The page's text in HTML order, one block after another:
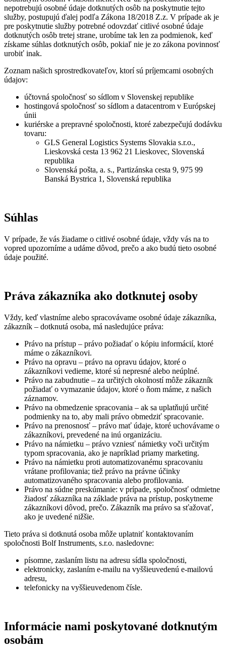
nepotrebujú osobné údaje dotknutých osôb na poskytnutie tejto
služby, postupujú ďalej podľa Zákona 18/2018 Z.z. V prípade ak je
pre poskytnutie služby potrebné odovzdať citlivé osobné údaje
dotknutých osôb tretej strane, urobíme tak len za podmienok, keď
získame súhlas dotknutých osôb, pokiaľ nie je zo zákona povinnosť
urobiť inak.
Zoznam našich sprostredkovateľov, ktorí sú príjemcami osobných
údajov:
účtovná spoločnosť so sídlom v Slovenskej republike
hostingová spoločnosť so sídlom a datacentrom v Európskej
únii
kuriérske a prepravné spoločnosti, ktoré zabezpečujú dodávku
tovaru:
GLS General Logistics Systems Slovakia s.r.o.,
Lieskovská cesta 13 962 21 Lieskovec, Slovenská
republika
Slovenská pošta, a. s., Partizánska cesta 9, 975 99
Banská Bystrica 1, Slovenská republika
Súhlas
V prípade, že vás žiadame o citlivé osobné údaje, vždy vás na to
vopred upozorníme a udáme dôvod, prečo a ako budú tieto osobné
údaje použité.
Práva zákazníka ako dotknutej osoby
Vždy, keď vlastníme alebo spracovávame osobné údaje zákazníka,
zákazník – dotknutá osoba, má nasledujúce práva:
Právo na prístup – právo požiadať o kópiu informácií, ktoré
máme o zákazníkovi.
Právo na opravu – právo na opravu údajov, ktoré o
zákazníkovi vedieme, ktoré sú nepresné alebo neúplné.
Právo na zabudnutie – za určitých okolností môže zákazník
požiadať o vymazanie údajov, ktoré o ňom máme, z našich
záznamov.
Právo na obmedzenie spracovania – ak sa uplatňujú určité
podmienky na to, aby mali právo obmedziť spracovanie.
Právo na prenosnosť – právo mať údaje, ktoré uchovávame o
zákazníkovi, prevedené na inú organizáciu.
Právo na námietku – právo vzniesť námietky voči určitým
typom spracovania, ako je napríklad priamy marketing.
Právo na námietku proti automatizovanému spracovaniu
vrátane profilovania; tiež právo na právne účinky
automatizovaného spracovania alebo profilovania.
Právo na súdne preskúmanie: v prípade, spoločnosť odmietne
žiadosť zákazníka na základe práva na prístup, poskytneme
zákazníkovi dôvod, prečo. Zákazník ma právo sa sťažovať,
ako je uvedené nižšie.
Tieto práva si dotknutá osoba môže uplatniť kontaktovaním
spoločnosti Bolf Instruments, s.r.o. nasledovne:
písomne, zaslaním listu na adresu sídla spoločnosti,
elektronicky, zaslaním e-mailu na vyššieuvedenú e-mailovú
adresu,
telefonicky na vyššieuvedenom čísle.
Informácie nami poskytované dotknutým
osobám